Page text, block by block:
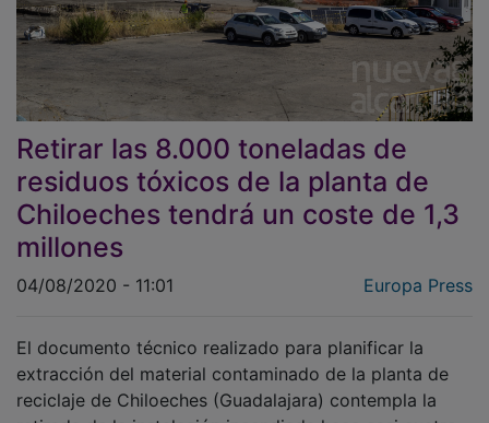
Retirar las 8.000 toneladas de
residuos tóxicos de la planta de
Chiloeches tendrá un coste de 1,3
millones
extracción del material contaminado de la planta de
reciclaje de Chiloeches (Guadalajara) contempla la
retirada de la instalación incendiada hace casi cuatro